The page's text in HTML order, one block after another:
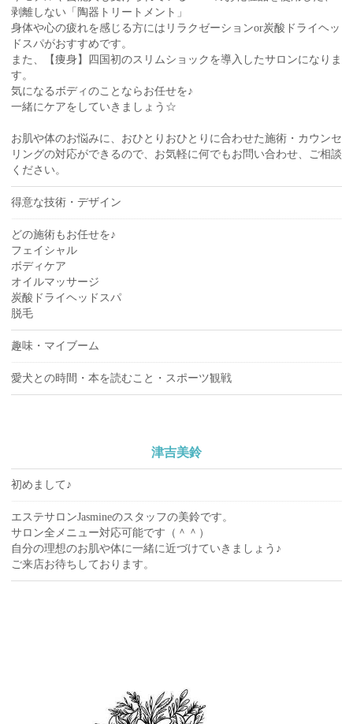
剥離しない「陶器トリートメント」
身体や心の疲れを感じる方にはリラクゼーションor炭酸ドライヘッ
ドスパがおすすめです。
また、【痩身】四国初のスリムショックを導入したサロンになりま
す。
気になるボディのことならお任せを♪
一緒にケアをしていきましょう☆
お肌や体のお悩みに、おひとりおひとりに合わせた施術・カウンセ
リングの対応ができるので、お気軽に何でもお問い合わせ、ご相談
ください。
得意な技術・デザイン
どの施術もお任せを♪
フェイシャル
ボディケア
オイルマッサージ
炭酸ドライヘッドスパ
脱毛
趣味・マイブーム
愛犬との時間・本を読むこと・スポーツ観戦
津吉美鈴
初めまして♪
エステサロンJasmineのスタッフの美鈴です。
サロン全メニュー対応可能です（＾＾）
自分の理想のお肌や体に一緒に近づけていきましょう♪
ご来店お待ちしております。